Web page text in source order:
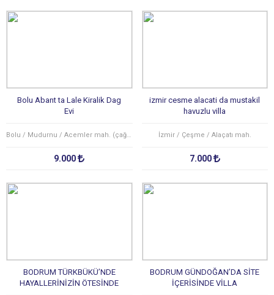
Bolu Abant ta Lale Kiralik Dag
Evi
Bolu / Mudurnu / Acemler mah. (çağşak köyü)
9.000
izmir cesme alacati da mustakil
havuzlu villa
İzmir / Çeşme / Alaçatı mah.
7.000
BODRUM TÜRKBÜKÜ’NDE
HAYALLERİNİZİN ÖTESİNDE
BODRUM GÜNDOĞAN’DA SİTE
İÇERİSİNDE VİLLA